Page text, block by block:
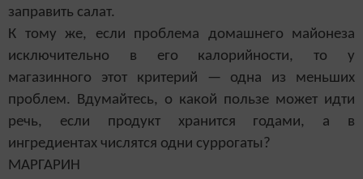
заправить салат.
К тому же, если проблема домашнего майонеза
исключительно в его калорийности, то у
магазинного этот критерий — одна из меньших
проблем. Вдумайтесь, о какой пользе может идти
речь, если продукт хранится годами, а в
ингредиентах числятся одни суррогаты?
МАРГАРИН